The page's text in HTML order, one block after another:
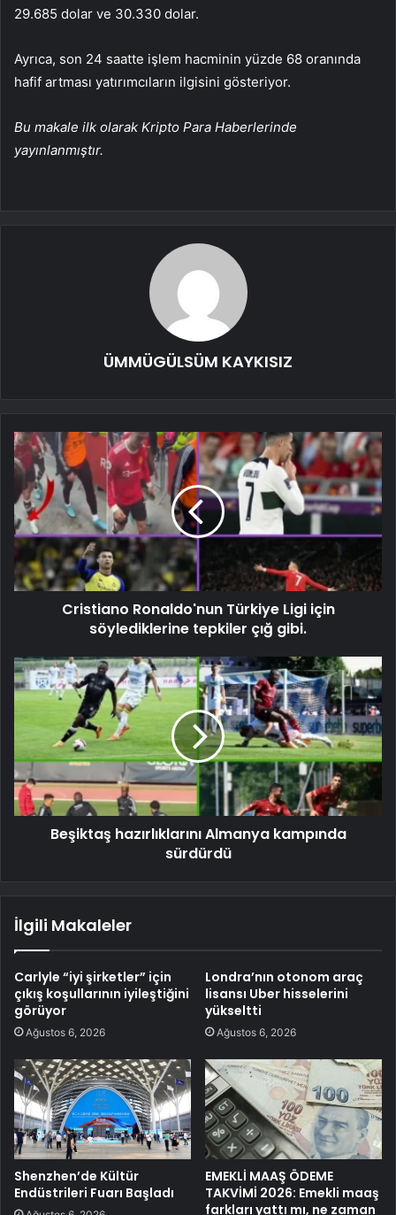
29.685 dolar ve 30.330 dolar.
Ayrıca, son 24 saatte işlem hacminin yüzde 68 oranında
hafif artması yatırımcıların ilgisini gösteriyor.
Bu makale ilk olarak Kripto Para Haberlerinde
yayınlanmıştır.
ÜMMÜGÜLSÜM KAYKISIZ
Cristiano Ronaldo'nun Türkiye Ligi için
söylediklerine tepkiler çığ gibi.
Beşiktaş hazırlıklarını Almanya kampında
sürdürdü
İlgili Makaleler
Carlyle “iyi şirketler” için
çıkış koşullarının iyileştiğini
görüyor
Ağustos 6, 2026
Londra’nın otonom araç
lisansı Uber hisselerini
yükseltti
Ağustos 6, 2026
Shenzhen’de Kültür
Endüstrileri Fuarı Başladı
EMEKLİ MAAŞ ÖDEME
TAKVİMİ 2026: Emekli maaş
farkları yattı mı, ne zaman